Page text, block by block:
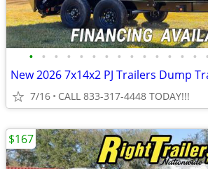
• • • • • • • • • • • • • • •
New 2026 7x14x2 PJ Trailers Dump
7/16 CALL 833-317-4448 TODAY!!!
$167